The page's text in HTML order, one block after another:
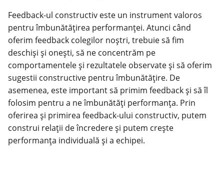
Feedback-ul constructiv este un instrument valoros
pentru îmbunătățirea performanței. Atunci când
oferim feedback colegilor noștri, trebuie să fim
deschiși și onești, să ne concentrăm pe
comportamentele și rezultatele observate și să oferim
sugestii constructive pentru îmbunătățire. De
asemenea, este important să primim feedback și să îl
folosim pentru a ne îmbunătăți performanța. Prin
oferirea și primirea feedback-ului constructiv, putem
construi relații de încredere și putem crește
performanța individuală și a echipei.